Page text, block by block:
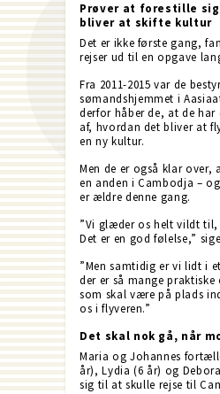
Prøver at forestille
bliver at skifte kultur
Det er ikke første gang,
rejser ud til en opgave
Fra 2011-2015 var de
sømandshjemmet i
derfor håber de, at de har
af, hvordan det bliver at
en ny kultur.
Men de er også klar over,
en anden i Cambodja –
er ældre denne gang.
”Vi glæder os helt vildt til,
Det er en god følelse,”
”Men samtidig er vi lidt i
der er så mange
som skal være på plads
os i flyveren.”
Det skal nok gå, når
Maria og Johannes
år), Lydia (6 år) og
sig til at skulle rejse til